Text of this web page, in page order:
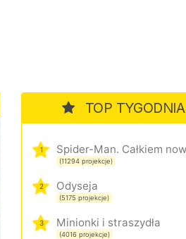
TOP TYGODNIA
1
(11294 projekcje)
2 Odyseja
(5175 projekcje)
3 Minionki i straszydła
(4016 projekcje)